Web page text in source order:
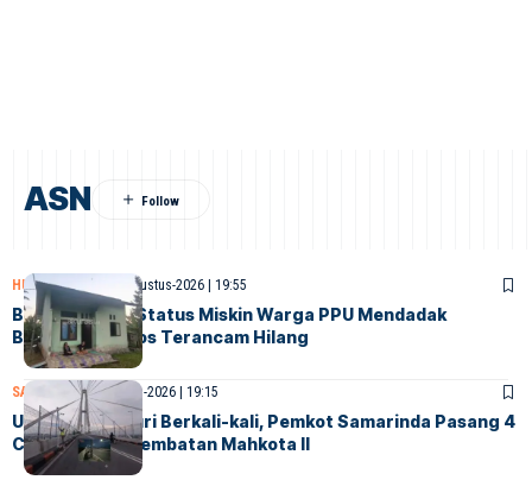
ASN
HUMANIORA PPU 7-Agustus-2026 | 19:55
Belum Didata, Status Miskin Warga PPU Mendadak
Berubah, Bansos Terancam Hilang
SAMARINDA7-Agustus-2026 | 19:15
Usai Kabel Dicuri Berkali-kali, Pemkot Samarinda Pasang 4
CCTV Baru di Jembatan Mahkota II